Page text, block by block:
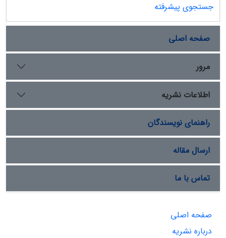
جستجوی پیشرفته
صفحه اصلی
مرور
اطلاعات نشریه
راهنمای نویسندگان
ارسال مقاله
تماس با ما
صفحه اصلی
درباره نشریه